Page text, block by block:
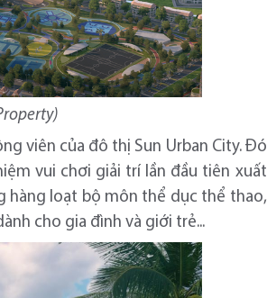
viên của đô thị Sun Urban City. Đó
vui chơi giải trí lần đầu tiên xuất
hàng loạt bộ môn thể dục thể thao,
cho gia đình và giới trẻ...